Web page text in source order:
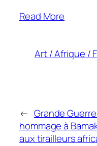
Read More
Art / Afrique /
← Grande
hommage à
aux tirailleurs